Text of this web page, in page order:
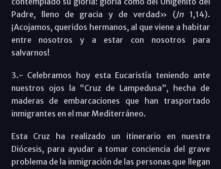
Padre, lleno de gracia y de verdad» (Jn1,14).
¡Acojamos, queridos hermanos, al que viene a habitar
entre nosotros y a estar con nosotros para
salvarnos!
3.- Celebramos hoy esta Eucaristía teniendo ante
nuestros ojos la “Cruz de Lampedusa”, hecha de
maderas de embarcaciones que han trasportado
inmigrantes en el mar Mediterráneo.
Esta Cruz ha realizado un itinerario en nuestra
Diócesis, para ayudar a tomar conciencia del grave
problema de la inmigración de las personas que llegan